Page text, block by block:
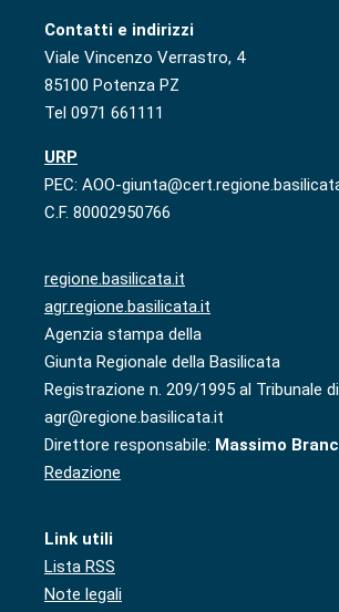
Contatti e indirizzi
Viale Vincenzo Verrastro, 4
85100 Potenza PZ
Tel 0971 661111
URP
PEC: AOO-
C.F. 80002950766
regione.basilicata.it
agr.regione.basilicata.it
Agenzia stampa della
Giunta Regionale della Basilicata
Registrazione n. 209/1995 al Tribunale
agr@regione.basilicata.it
Direttore responsabile: Massimo
Redazione
Link utili
Lista RSS
Note legali